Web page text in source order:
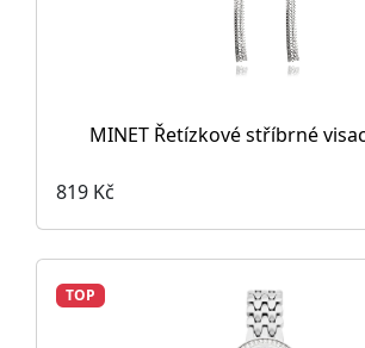
MINET Řetízkové stříbrné
819 Kč
TOP